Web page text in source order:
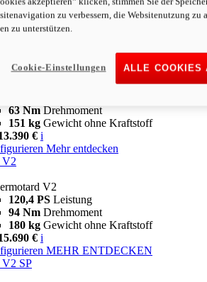
63 NmDrehmoment
151 kgGewicht ohne Kraftstoff
€ i
63 Nm Drehmoment
151 kg Gewicht ohne Kraftstoff
€ i
Mehr entdecken
V2
V2
120,4 PS Leistung
94 Nm Drehmoment
180 kg Gewicht ohne Kraftstoff
€ i
MEHR ENTDECKEN
V2 SP
zu verbessern, die Websitenutzung zu
zu unterstützen.
ALLE COOKIES
Cookie-Einstellungen